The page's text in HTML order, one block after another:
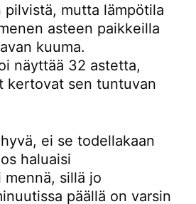
pilvistä, mutta lämpötila
asteen paikkeilla
kuuma.
näyttää 32 astetta,
kertovat sen tuntuvan
ei se todellakaan
haluaisi
sillä jo
päällä on varsin